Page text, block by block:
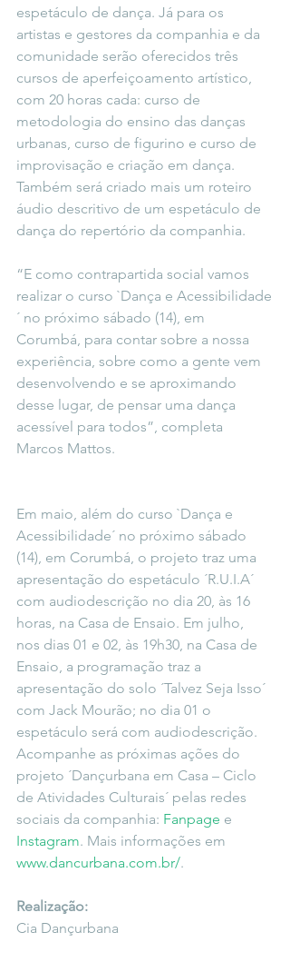
espetáculo de dança. Já para os
artistas e gestores da companhia e da
comunidade serão oferecidos três
cursos de aperfeiçoamento artístico,
com 20 horas cada: curso de
metodologia do ensino das danças
urbanas, curso de figurino e curso de
improvisação e criação em dança.
Também será criado mais um roteiro
áudio descritivo de um espetáculo de
dança do repertório da companhia.
“E como contrapartida social vamos
realizar o curso `Dança e Acessibilidade
´ no próximo sábado (14), em
Corumbá, para contar sobre a nossa
experiência, sobre como a gente vem
desenvolvendo e se aproximando
desse lugar, de pensar uma dança
acessível para todos”, completa
Marcos Mattos.
Em maio, além do curso `Dança e
Acessibilidade´ no próximo sábado
(14), em Corumbá, o projeto traz uma
apresentação do espetáculo ´R.U.I.A´
com audiodescrição no dia 20, às 16
horas, na Casa de Ensaio. Em julho,
nos dias 01 e 02, às 19h30, na Casa de
Ensaio, a programação traz a
apresentação do solo ´Talvez Seja Isso´
com Jack Mourão; no dia 01 o
espetáculo será com audiodescrição.
Acompanhe as próximas ações do
projeto ´Dançurbana em Casa – Ciclo
de Atividades Culturais´ pelas redes
sociais da companhia: Fanpage e
Instagram. Mais informações em
www.dancurbana.com.br/.
Realização:
Cia Dançurbana